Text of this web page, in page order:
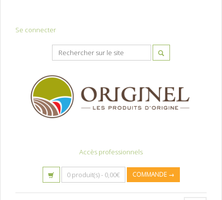
Se connecter
Accès professionnels
0 produit(s) - 0,00€ COMMANDE →